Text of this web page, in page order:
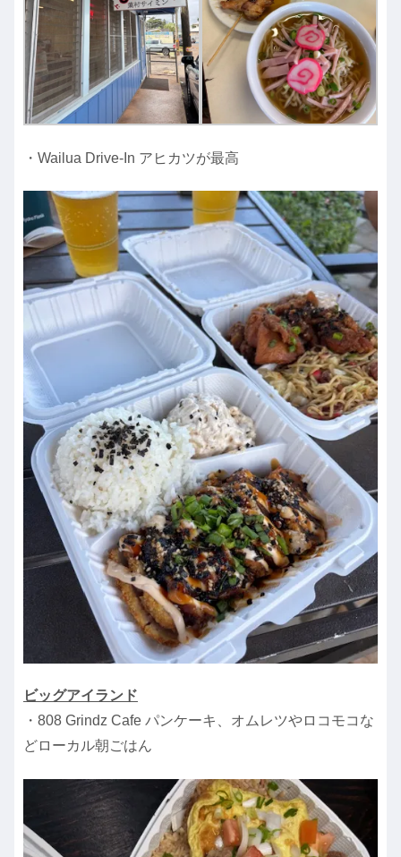
・Wailua Drive-In アヒカツが最高
ビッグアイランド
・808 Grindz Cafe パンケーキ、オムレツやロコモコな
どローカル朝ごはん